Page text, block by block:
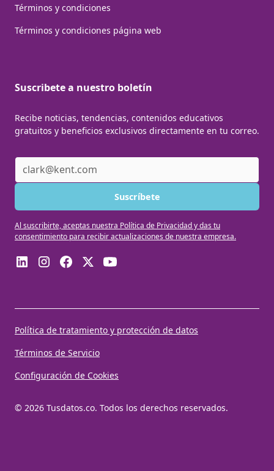
Términos y condiciones
Términos y condiciones página web
Suscribete a nuestro boletín
Recibe noticias, tendencias, contenidos educativos
gratuitos y beneficios exclusivos directamente en tu correo.
Al suscribirte, aceptas nuestra Política de Privacidad y das tu
consentimiento para recibir actualizaciones de nuestra empresa.
© 2026 Tusdatos.co. Todos los derechos reservados.
Política de tratamiento y protección de datos
Términos de Servicio
Configuración de Cookies